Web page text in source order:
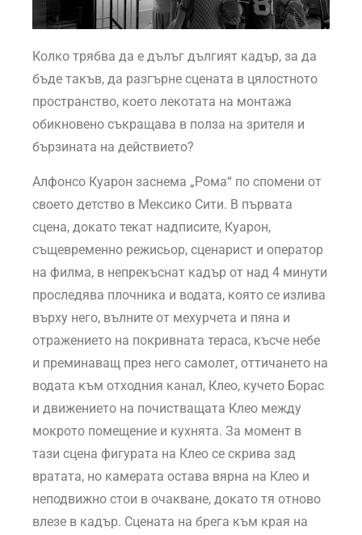
Колко трябва да е дълъг дългият кадър, за да
бъде такъв, да разгърне сцената в цялостното
пространство, което лекотата на монтажа
обикновено съкращава в полза на зрителя и
бързината на действието?
Алфонсо Куарон заснема „Рома“ по спомени от
своето детство в Мексико Сити. В първата
сцена, докато текат надписите, Куарон,
същевременно режисьор, сценарист и оператор
на филма, в непрекъснат кадър от над 4 минути
проследява плочника и водата, която се излива
върху него, вълните от мехурчета и пяна и
отражението на покривната тераса, късче небе
и преминаващ през него самолет, оттичането на
водата към отходния канал, Клео, кучето Борас
и движението на почистващата Клео между
мокрото помещение и кухнята. За момент в
тази сцена фигурата на Клео се скрива зад
вратата, но камерата остава вярна на Клео и
неподвижно стои в очакване, докато тя отново
влезе в кадър. Сцената на брега към края на